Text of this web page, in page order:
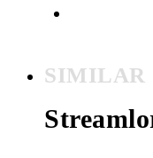
SIMILAR